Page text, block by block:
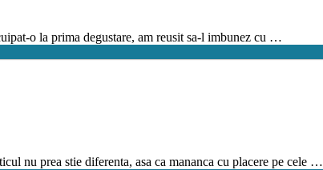
o la prima degustare, am reusit sa-l imbunez cu …
nu prea stie diferenta, asa ca mananca cu placere pe cele …